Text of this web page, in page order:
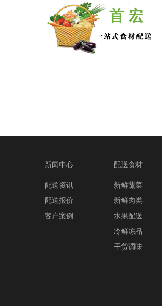
新闻中心
配送资讯
配送报价
客户案例
配送食材
新鲜蔬菜
新鲜肉类
水果配送
冷鲜冻品
干货调味